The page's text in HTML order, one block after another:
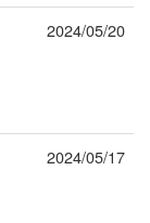
2024/05/20
2024/05/17